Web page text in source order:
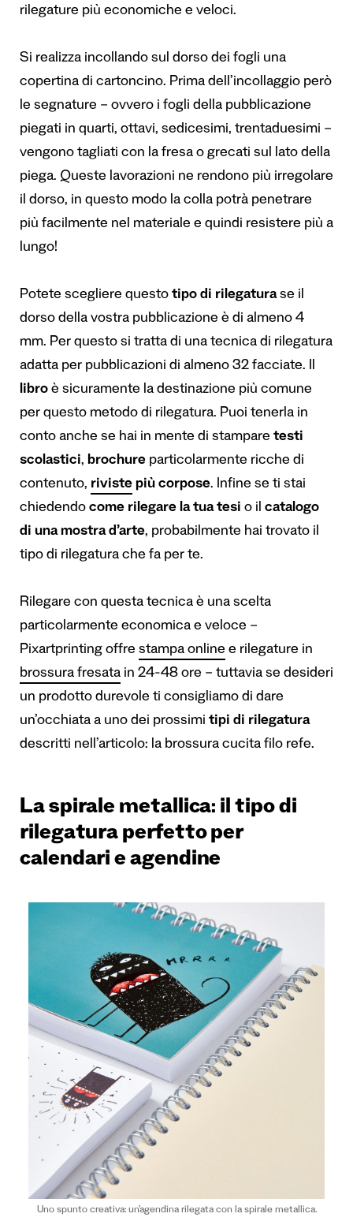
rilegature più economiche e veloci.
Si realizza incollando sul dorso dei fogli una
copertina di cartoncino. Prima dell’incollaggio però
le segnature – ovvero i fogli della pubblicazione
piegati in quarti, ottavi, sedicesimi, trentaduesimi –
vengono tagliati con la fresa o grecati sul lato della
piega. Queste lavorazioni ne rendono più irregolare
il dorso, in questo modo la colla potrà penetrare
più facilmente nel materiale e quindi resistere più a
lungo!
Potete scegliere questo tipo di rilegaturase il
dorso della vostra pubblicazione è di almeno 4
mm. Per questo si tratta di una tecnica di rilegatura
adatta per pubblicazioni di almeno 32 facciate. Il
libro è sicuramente la destinazione più comune
per questo metodo di rilegatura. Puoi tenerla in
conto anche se hai in mente di stampare testi
scolastici, brochure particolarmente ricche di
contenuto, riviste più corpose. Infine se ti stai
chiedendo come rilegare la tua tesi o il catalogo
di una mostra d’arte, probabilmente hai trovato il
tipo di rilegatura che fa per te.
Rilegare con questa tecnica è una scelta
particolarmente economica e veloce –
Pixartprinting offre stampa online e rilegature in
brossura fresata in 24-48 ore – tuttavia se desideri
un prodotto durevole ti consigliamo di dare
un’occhiata a uno dei prossimi tipi di rilegatura
descritti nell’articolo: la brossura cucita filo refe.
La spirale metallica: il tipo di
rilegatura perfetto per
calendari e agendine
Uno spunto creativa: un’agendina rilegata con la spirale metallica.